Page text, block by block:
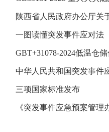
陕西省人民政府办公厅关于印发突发事件应急预案管理办
一图读懂突发事件应对法
GBT+31078-2024低温仓储作业
中华人民共和国突发事件
三项国家标准发布
《突发事件应急预案管理